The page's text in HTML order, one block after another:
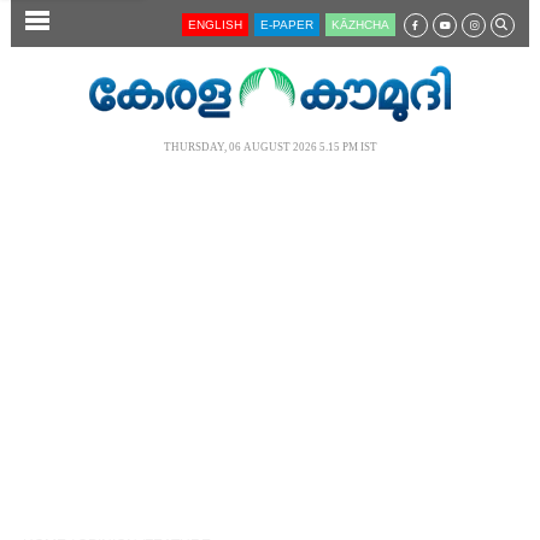
SECTIONS ENGLISH E-PAPER KĀZHCHA
THURSDAY, 06 AUGUST 2026 5.15 PM IST